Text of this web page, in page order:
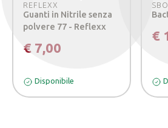
REFLEXX
Guanti in Nitrile senza
polvere 77 - Reflexx
€ 7,00
Disponibile
€